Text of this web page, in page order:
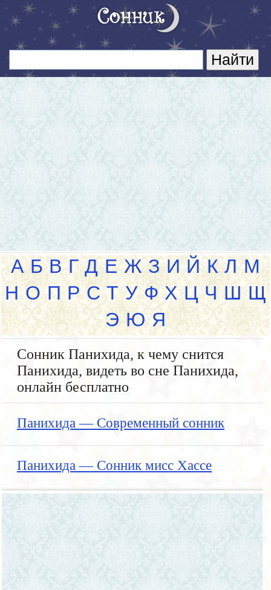
А Б В Г Д Е Ж З И Й К Л М
Н О П Р С Т У Ф Х Ц Ч Ш Щ
Э Ю Я
Сонник Панихида, к чему снится
Панихида, видеть во сне Панихида,
онлайн бесплатно
Панихида — Современный сонник
Панихида — Сонник мисс Хассе